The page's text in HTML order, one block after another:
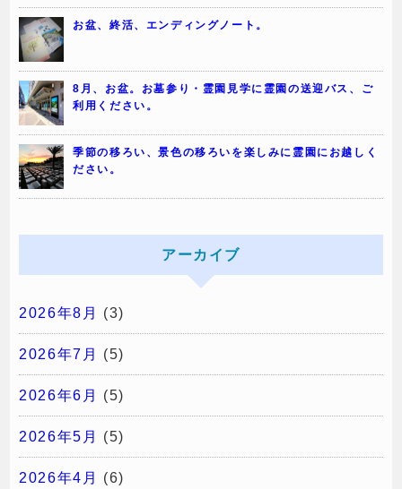
お盆、終活、エンディングノート。
8月、お盆。お墓参り・霊園見学に霊園の送迎バス、ご
利用ください。
季節の移ろい、景色の移ろいを楽しみに霊園にお越しく
ださい。
アーカイブ
2026年8月 (3)
2026年7月 (5)
2026年6月 (5)
2026年5月 (5)
2026年4月 (6)